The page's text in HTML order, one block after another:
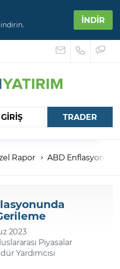
indirin. İNDİR
GİRİŞ TRADER
Rapor ABD
2023
Piyasalar
Yardımcısı